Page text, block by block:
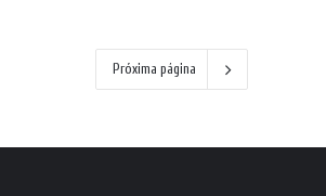
Próxima página